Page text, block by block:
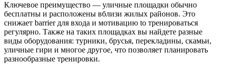
Ключевое преимущество — уличные площадки обычно
бесплатны и расположены вблизи жилых районов. Это
снижает barrier для входа и мотивацию to тренироваться
регулярно. Также на таких площадках вы найдете разные
виды оборудования: турники, брусья, перекладины, скамьи,
уличные гири и многое другое, что позволяет планировать
разнообразные тренировки.